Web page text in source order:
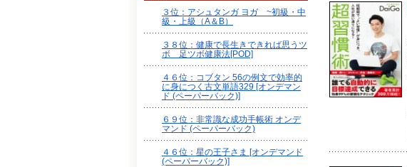
３位：アシュタンガ ヨガ ~初級・中
級・上級（A＆B）
３８位：健康で長生きできれば思うツ
ボ 足ツボ健康法[POD]
４６位：コブタン 56の例文で効率的
に身につく古文単語329 [オンデマン
ド (ペーパーバック)]
６９位：非常識な成功手帳術 オンデ
マンド (ペーパーバック)
４６位：星の王子さま [オンデマンド
(ペーパーバック)]